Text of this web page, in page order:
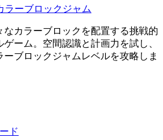
ラーブロックジャム
なカラーブロックを配置する挑戦的
ーム。空間認識と計画力を試し、
ーブロックジャムレベルを攻略しま
ド